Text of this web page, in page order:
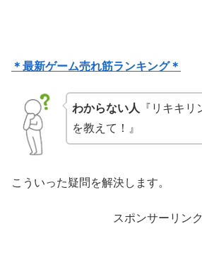
＊最新ゲーム売れ筋ランキング＊
わからない人 『リキキ
を教えて！』
こういった疑問を解決します。
スポンサーリンク